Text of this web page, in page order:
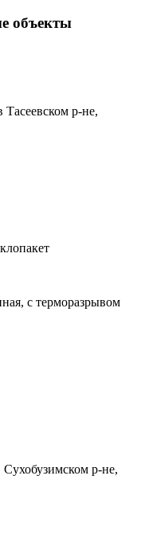
объекты
р-не,
с терморазрывом
р-не,